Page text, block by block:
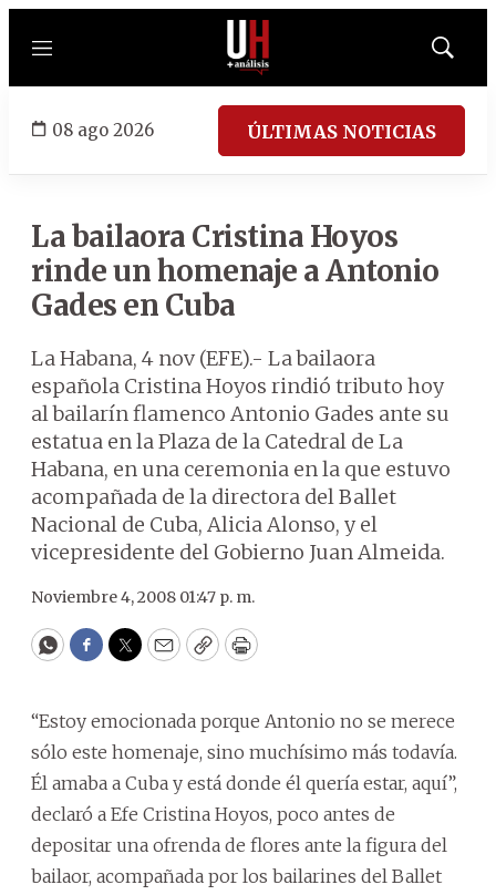
Menú
Mostrar
08 ago 2026 ÚLTIMAS NOTICIAS
La bailaora Cristina Hoyos
rinde un homenaje a Antonio
Gades en Cuba
La Habana, 4 nov (EFE).- La bailaora
española Cristina Hoyos rindió tributo hoy
al bailarín flamenco Antonio Gades ante su
estatua en la Plaza de la Catedral de La
Habana, en una ceremonia en la que estuvo
acompañada de la directora del Ballet
Nacional de Cuba, Alicia Alonso, y el
vicepresidente del Gobierno Juan Almeida.
Noviembre 4, 2008 01:47 p. m.
WhatsApp
Facebook
Twitter
EmailCopyPrint
“Estoy emocionada porque Antonio no se merece
sólo este homenaje, sino muchísimo más todavía.
Él amaba a Cuba y está donde él quería estar, aquí”,
declaró a Efe Cristina Hoyos, poco antes de
depositar una ofrenda de flores ante la figura del
bailaor, acompañada por los bailarines del Ballet